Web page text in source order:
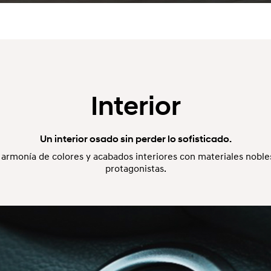
Interior
Un interior osado sin perder lo sofisticado.
de colores y acabados interiores con materiales
protagonistas.